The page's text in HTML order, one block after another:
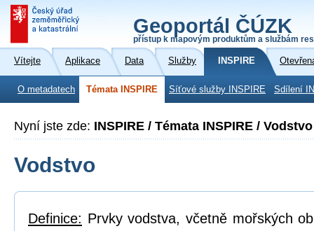
Geoportál ČÚZK
přístup k mapovým produktům a službám
Vítejte Aplikace Data Služby INSPIRE
O metadatech Témata INSPIRE Síťové služby INSPIRE Sdílení
Nyní jste zde: INSPIRE / Témata INSPIRE / Vodstvo
Vodstvo
Definice: Prvky vodstva, včetně mořských